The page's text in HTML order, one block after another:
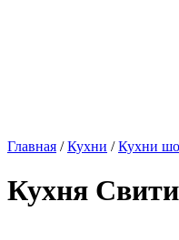
Главная /Кухни /Кухни
Кухня Свити